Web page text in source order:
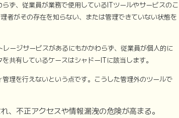
ず、従業員が業務で使用しているITツールやサービスのこ
者がその存在を知らない、または管理できていない状態を
ージサービスがあるにもかかわらず、従業員が個人的に
有しているケースはシャドーITに該当します。
理を行えないという点です。こうした管理外のツールで
、不正アクセスや情報漏洩の危険が高まる。